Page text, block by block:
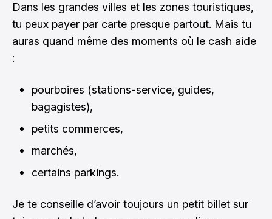
Dans les grandes villes et les zones touristiques,
tu peux payer par carte presque partout. Mais tu
auras quand même des moments où le cash aide
:
pourboires (stations-service, guides,
bagagistes),
petits commerces,
marchés,
certains parkings.
Je te conseille d’avoir toujours un petit billet sur